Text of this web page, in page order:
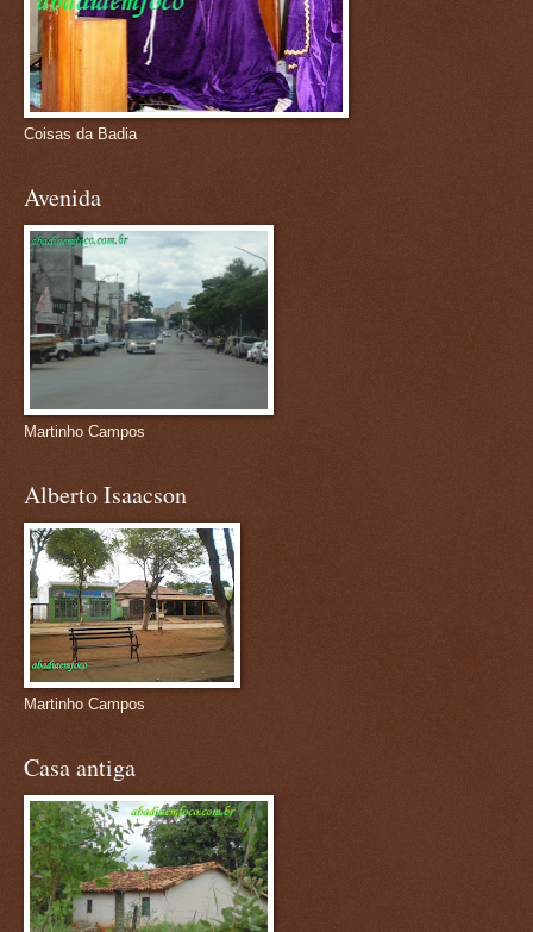
Coisas da Badia
Avenida
Martinho Campos
Alberto Isaacson
Martinho Campos
Casa antiga